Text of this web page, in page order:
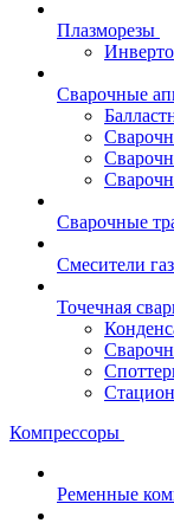
Плазморезы
Сварочные
Сварочные
Смесители
Точечная
Компрессоры
Ременные